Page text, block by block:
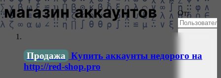
От:
магазин аккаунтов
Продажа Купить аккаунты недорого на
http://red-shop.pro